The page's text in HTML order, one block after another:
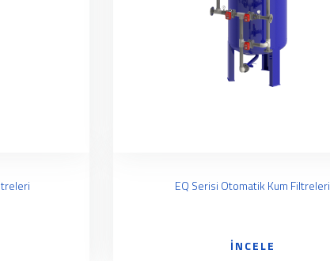
EQ Serisi Otomatik Kum Filtreleri
İNCELE